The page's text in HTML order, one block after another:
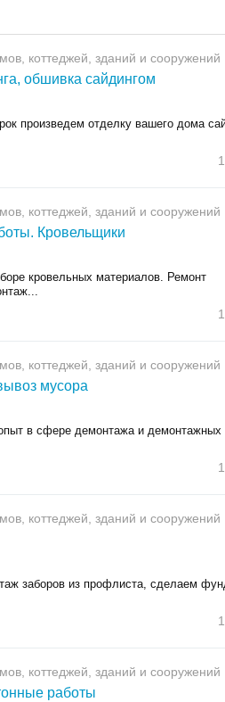
коттеджей, зданий и сооружений
обшивка сайдингом
произведем отделку вашего дома
коттеджей, зданий и сооружений
Кровельщики
кровельных материалов. Ремонт
коттеджей, зданий и сооружений
мусора
в сфере демонтажа и демонтажных
коттеджей, зданий и сооружений
заборов из профлиста, сделаем
коттеджей, зданий и сооружений
работы